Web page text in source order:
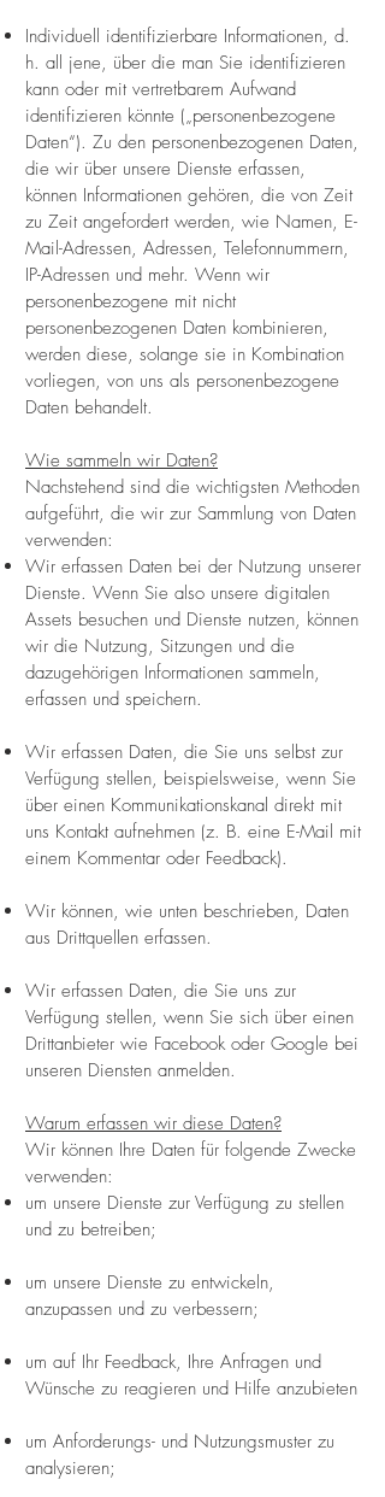
Individuell identifizierbare Informationen, d.
h. all jene, über die man Sie identifizieren
kann oder mit vertretbarem Aufwand
identifizieren könnte („personenbezogene
Daten“). Zu den personenbezogenen Daten,
die wir über unsere Dienste erfassen,
können Informationen gehören, die von Zeit
zu Zeit angefordert werden, wie Namen, E-
Mail-Adressen, Adressen, Telefonnummern,
IP-Adressen und mehr. Wenn wir
personenbezogene mit nicht
personenbezogenen Daten kombinieren,
werden diese, solange sie in Kombination
vorliegen, von uns als personenbezogene
Daten behandelt.
Wie sammeln wir Daten?
Nachstehend sind die wichtigsten Methoden
aufgeführt, die wir zur Sammlung von Daten
verwenden:
Wir erfassen Daten bei der Nutzung unserer
Dienste. Wenn Sie also unsere digitalen
Assets besuchen und Dienste nutzen, können
wir die Nutzung, Sitzungen und die
dazugehörigen Informationen sammeln,
erfassen und speichern.
Wir erfassen Daten, die Sie uns selbst zur
Verfügung stellen, beispielsweise, wenn Sie
über einen Kommunikationskanal direkt mit
uns Kontakt aufnehmen (z. B. eine E-Mail mit
einem Kommentar oder Feedback).
Wir können, wie unten beschrieben, Daten
aus Drittquellen erfassen.
Wir erfassen Daten, die Sie uns zur
Verfügung stellen, wenn Sie sich über einen
Drittanbieter wie Facebook oder Google bei
unseren Diensten anmelden.
Warum erfassen wir diese Daten?
Wir können Ihre Daten für folgende Zwecke
verwenden:
um unsere Dienste zur Verfügung zu stellen
und zu betreiben;
um unsere Dienste zu entwickeln,
anzupassen und zu verbessern;
um auf Ihr Feedback, Ihre Anfragen und
Wünsche zu reagieren und Hilfe anzubieten
um Anforderungs- und Nutzungsmuster zu
analysieren;